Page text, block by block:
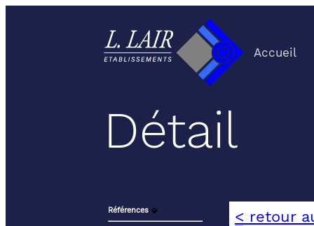
Accueil
Détail
Références ⬙ < retour